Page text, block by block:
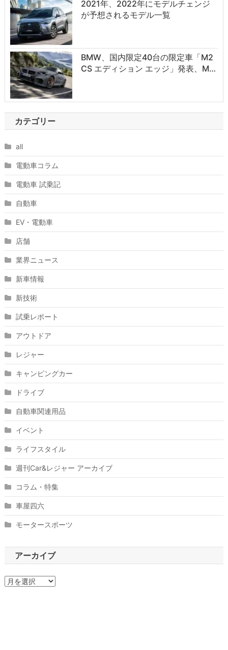
2021年、2022年にモデルチェンジ
が予想されるモデル一覧
BMW、国内限定40台の限定車「M2
CS エディション エッジ」発表、M…
カテゴリー
all
電動車コラム
電動車 試乗記
自動車
EV・電動車
店舗
業界ニュース
新車情報
新技術
試乗レポート
アウトドア
レジャー
キャンピングカー
ドライブ
自動車関連用品
イベント
ライフスタイル
週刊Car&レジャー アーカイブ
コラム・特集
車屋四六
モータースポーツ
アーカイブ
ア